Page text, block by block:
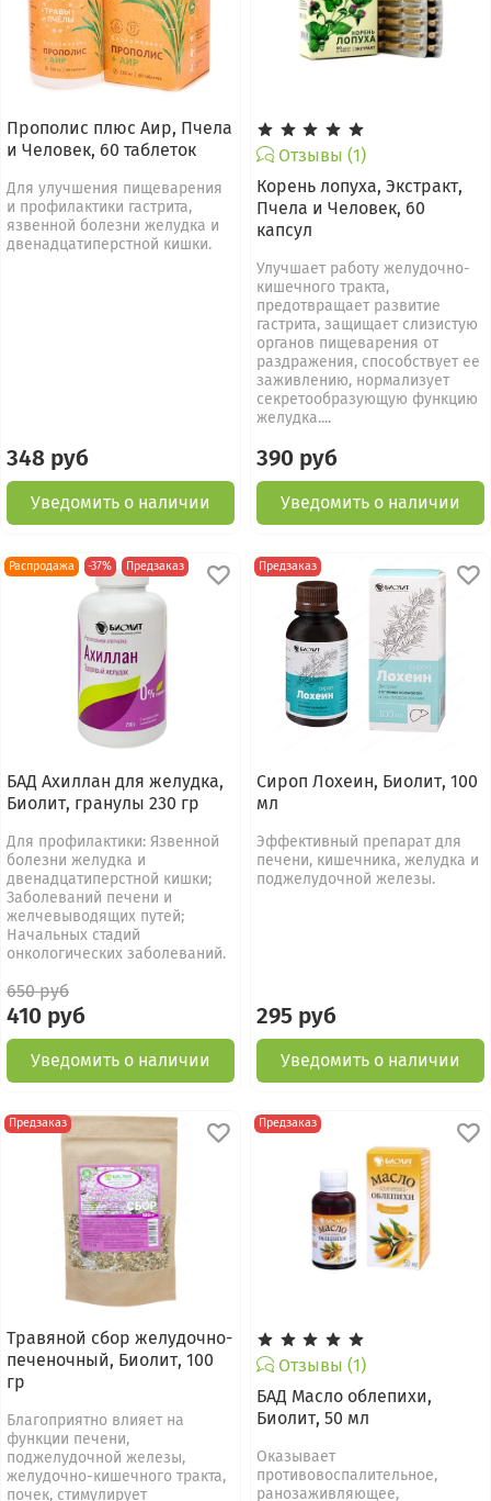
Прополис плюс Аир, Пчела
и Человек, 60 таблеток
Для улучшения пищеварения
и профилактики гастрита,
язвенной болезни желудка и
двенадцатиперстной кишки.
348 руб
Уведомить о наличии
Отзывы (1)
Корень лопуха, Экстракт,
Пчела и Человек, 60
капсул
Улучшает работу желудочно-
кишечного тракта,
предотвращает развитие
гастрита, защищает слизистую
органов пищеварения от
раздражения, способствует ее
заживлению, нормализует
секретообразующую функцию
желудка....
390 руб
Уведомить о наличии
Распродажа -37% Предзаказ
БАД Ахиллан для желудка,
Биолит, гранулы 230 гр
Для профилактики: Язвенной
болезни желудка и
двенадцатиперстной кишки;
Заболеваний печени и
желчевыводящих путей;
Начальных стадий
онкологических заболеваний.
650 руб
410 руб
Уведомить о наличии
Предзаказ
Сироп Лохеин, Биолит, 100
мл
Эффективный препарат для
печени, кишечника, желудка и
поджелудочной железы.
295 руб
Уведомить о наличии
Предзаказ
Травяной сбор желудочно-
печеночный, Биолит, 100
гр
Благоприятно влияет на
функции печени,
поджелудочной железы,
желудочно-кишечного тракта,
почек, стимулирует
Предзаказ
Отзывы (1)
БАД Масло облепихи,
Биолит, 50 мл
Оказывает
противовоспалительное,
ранозаживляющее,